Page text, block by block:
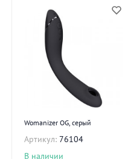
Womanizer OG, серый
Артикул: 76104
В наличии